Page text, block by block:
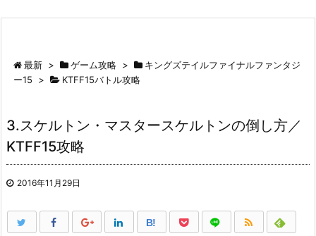
最新 > ゲーム攻略 >
キングズテイルファイナルファンタジ
ー15
> KTFF15バトル攻略
3.スケルトン・マスタースケルトンの倒し方／
KTFF15攻略
2016年11月29日
B!